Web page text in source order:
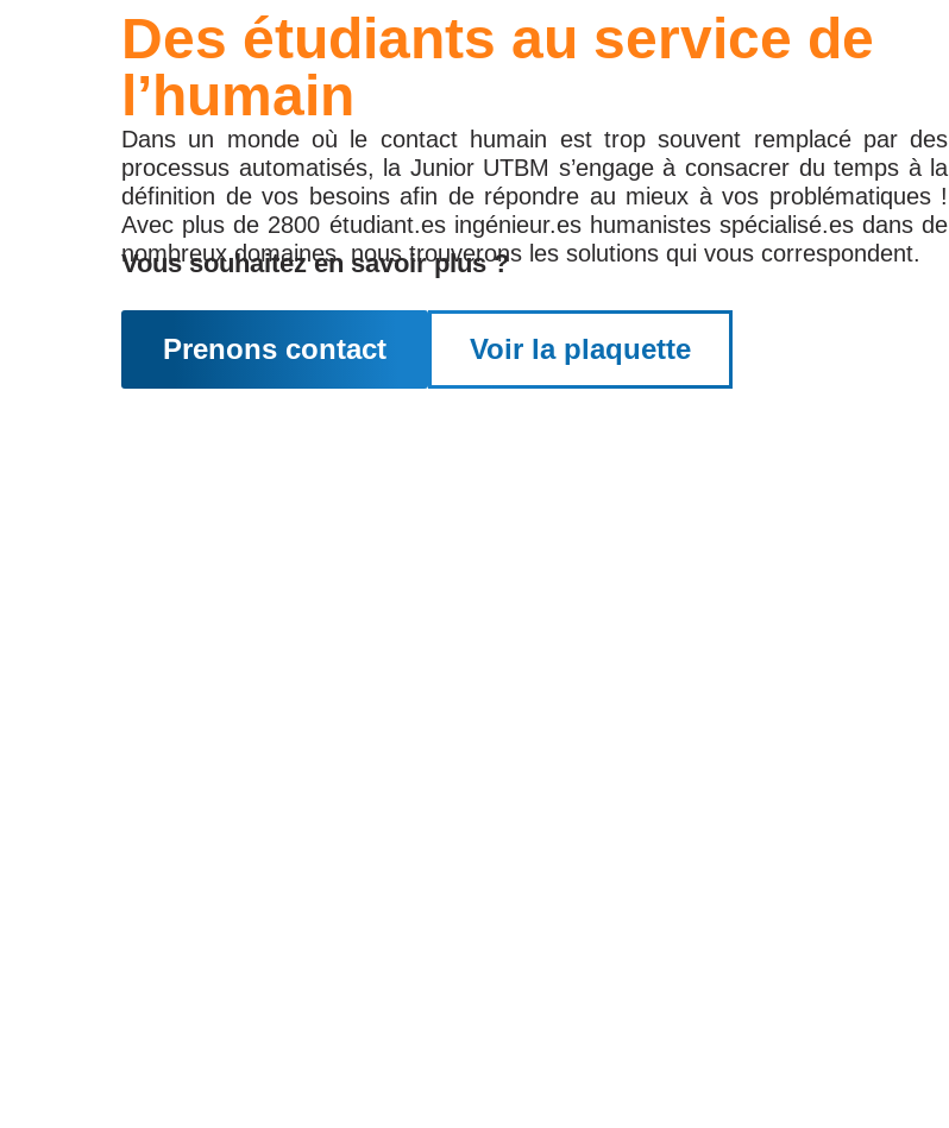
Des étudiants au service de
l’humain
Dans un monde où le contact humain est trop souvent remplacé par des
processus automatisés, la Junior UTBM s’engage à consacrer du temps à la
définition de vos besoins afin de répondre au mieux à vos problématiques !
Avec plus de 2800 étudiant.es ingénieur.es humanistes spécialisé.es dans de
nombreux domaines, nous trouverons les solutions qui vous correspondent.
Vous souhaitez en savoir plus ?
Prenons contact Voir la plaquette